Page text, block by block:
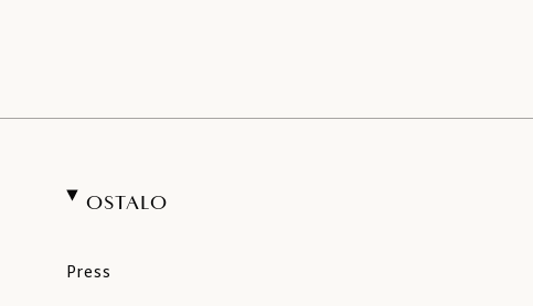
OSTALO
Press